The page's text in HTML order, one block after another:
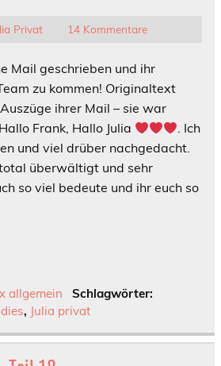
Privat 14 Kommentare
Mail geschrieben und ihr
zu kommen! Originaltext
ihrer Mail – sie war
Hallo Frank, Hallo Julia
. Ich
und viel drüber nachgedacht.
überwältigt und sehr
so viel bedeute und ihr euch so
allgemein
Schlagwörter:
, Julia privat